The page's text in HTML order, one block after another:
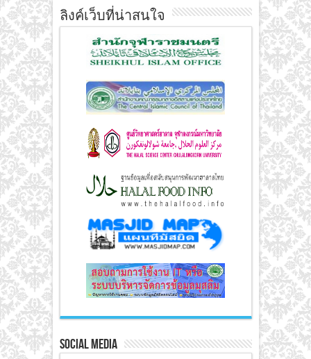
ลิงค์เว็บที่น่าสนใจ
Social Media